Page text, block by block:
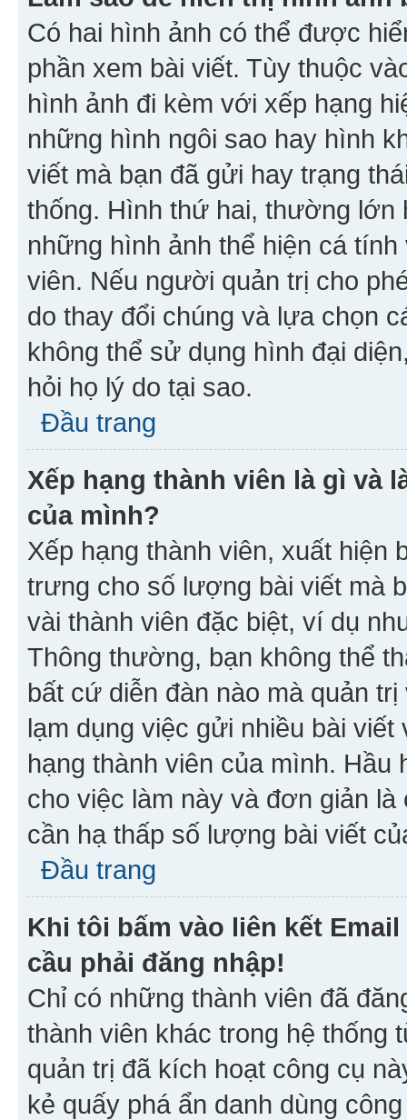
Có hai hình ảnh có thể được
phần xem bài viết. Tùy thuộc
hình ảnh đi kèm với xếp hạng
những hình ngôi sao hay hình
viết mà bạn đã gửi hay trạng
thống. Hình thứ hai, thường
những hình ảnh thể hiện cá
viên. Nếu người quản trị cho
do thay đổi chúng và lựa chọn
không thể sử dụng hình đại
hỏi họ lý do tại sao.
Đầu trang
Xếp hạng thành viên là gì và
của mình?
Xếp hạng thành viên, xuất
trưng cho số lượng bài viết mà
vài thành viên đặc biệt, ví dụ
Thông thường, bạn không thể
bất cứ diễn đàn nào mà quản
lạm dụng việc gửi nhiều bài
hạng thành viên của mình. Hầu
cho việc làm này và đơn giản
cần hạ thấp số lượng bài viết
Đầu trang
Khi tôi bấm vào liên kết
cầu phải đăng nhập!
Chỉ có những thành viên đã
thành viên khác trong hệ thống
quản trị đã kích hoạt công cụ
kẻ quấy phá ẩn danh dùng